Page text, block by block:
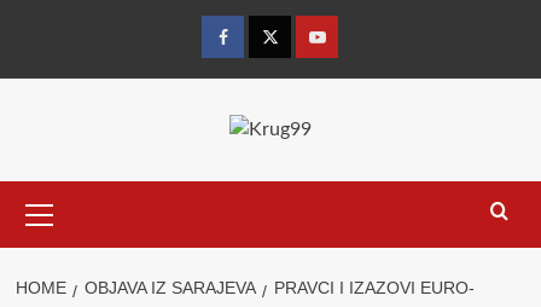
FacebookTwitterYouTube
Menu
HOME OBJAVA IZ SARAJEVA
PRAVCI I IZAZOVI EURO-